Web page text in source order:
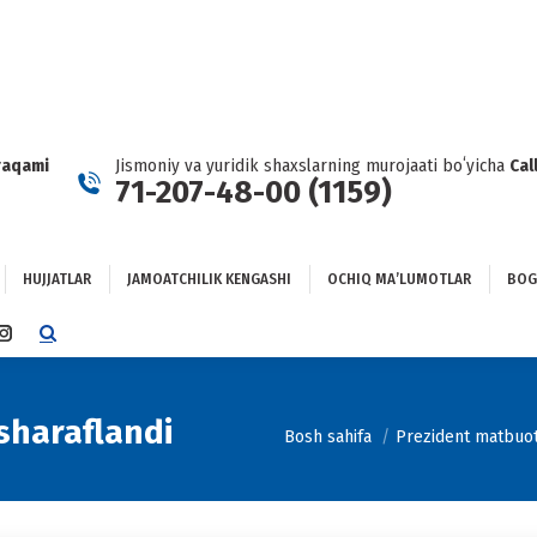
Jismoniy va yuridik shaxslarning murojaati boʻyicha
71-207-48-00 (1159)
HUJJATLAR JAMOATCHILIK KENGASHI OCHIQ MAʼLUMOTLAR
INSTAGRAM
IN
NEW
You are here:
Bosh sahifa Prezident